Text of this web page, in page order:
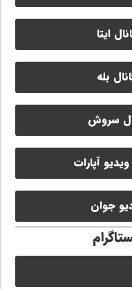
ایتا
بله
سروش
آپارات
جوان